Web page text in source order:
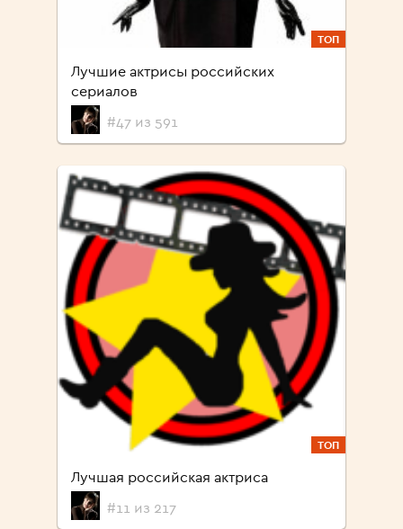
ТОП
Лучшие актрисы российских
сериалов
#47 из 591
ТОП
Лучшая российская актриса
#11 из 217